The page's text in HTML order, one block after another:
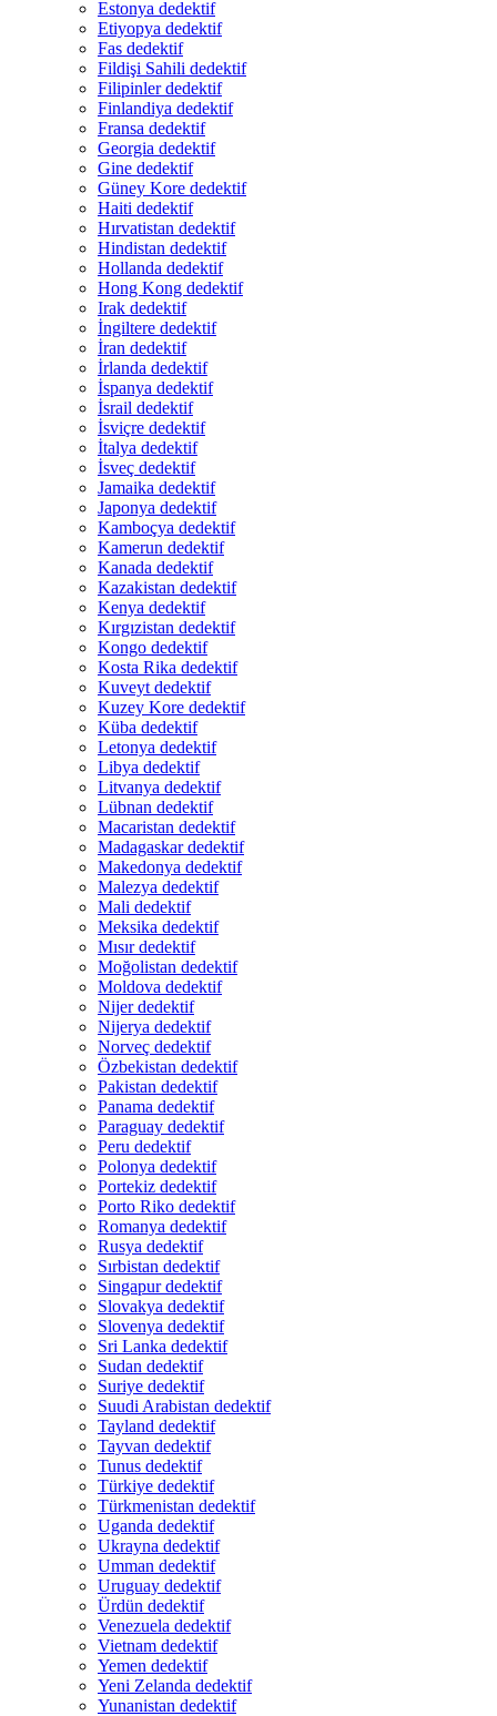
Estonya dedektif
Etiyopya dedektif
Fas dedektif
Fildişi Sahili dedektif
Filipinler dedektif
Finlandiya dedektif
Fransa dedektif
Georgia dedektif
Gine dedektif
Güney Kore dedektif
Haiti dedektif
Hırvatistan dedektif
Hindistan dedektif
Hollanda dedektif
Hong Kong dedektif
Irak dedektif
İngiltere dedektif
İran dedektif
İrlanda dedektif
İspanya dedektif
İsrail dedektif
İsviçre dedektif
İtalya dedektif
İsveç dedektif
Jamaika dedektif
Japonya dedektif
Kamboçya dedektif
Kamerun dedektif
Kanada dedektif
Kazakistan dedektif
Kenya dedektif
Kırgızistan dedektif
Kongo dedektif
Kosta Rika dedektif
Kuveyt dedektif
Kuzey Kore dedektif
Küba dedektif
Letonya dedektif
Libya dedektif
Litvanya dedektif
Lübnan dedektif
Macaristan dedektif
Madagaskar dedektif
Makedonya dedektif
Malezya dedektif
Mali dedektif
Meksika dedektif
Mısır dedektif
Moğolistan dedektif
Moldova dedektif
Nijer dedektif
Nijerya dedektif
Norveç dedektif
Özbekistan dedektif
Pakistan dedektif
Panama dedektif
Paraguay dedektif
Peru dedektif
Polonya dedektif
Portekiz dedektif
Porto Riko dedektif
Romanya dedektif
Rusya dedektif
Sırbistan dedektif
Singapur dedektif
Slovakya dedektif
Slovenya dedektif
Sri Lanka dedektif
Sudan dedektif
Suriye dedektif
Suudi Arabistan dedektif
Tayland dedektif
Tayvan dedektif
Tunus dedektif
Türkiye dedektif
Türkmenistan dedektif
Uganda dedektif
Ukrayna dedektif
Umman dedektif
Uruguay dedektif
Ürdün dedektif
Venezuela dedektif
Vietnam dedektif
Yemen dedektif
Yeni Zelanda dedektif
Yunanistan dedektif